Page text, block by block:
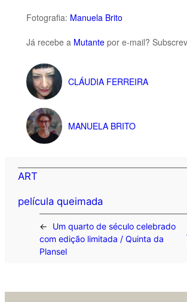
Fotografia: Manuela Brito
Já recebe a Mutantepor e-mail?
CLÁUDIA FERREIRA
MANUELA BRITO
ART
película queimada
←
Um quarto de século celebrado
com edição limitada / Quinta da
Plansel